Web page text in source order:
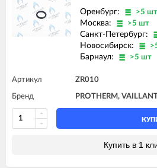
Оренбург: >5 шт
Москва: >5 шт
Санкт-Петербург:
Новосибирск:
Барнаул: >5 шт
Артикул ZR010
Бренд PROTHERM,
Купить в 1